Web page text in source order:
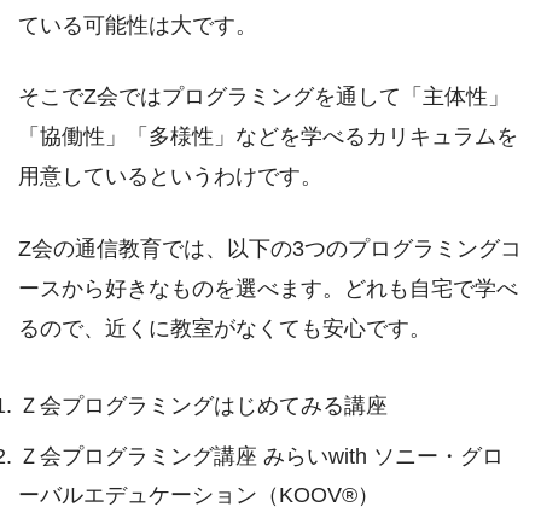
ている可能性は大です。
そこでZ会ではプログラミングを通して「主体性」
「協働性」「多様性」などを学べるカリキュラムを
用意しているというわけです。
Z会の通信教育では、以下の3つのプログラミングコ
ースから好きなものを選べます。どれも自宅で学べ
るので、近くに教室がなくても安心です。
Ｚ会プログラミングはじめてみる講座
Ｚ会プログラミング講座 みらいwith ソニー・グロ
ーバルエデュケーション（KOOV®）